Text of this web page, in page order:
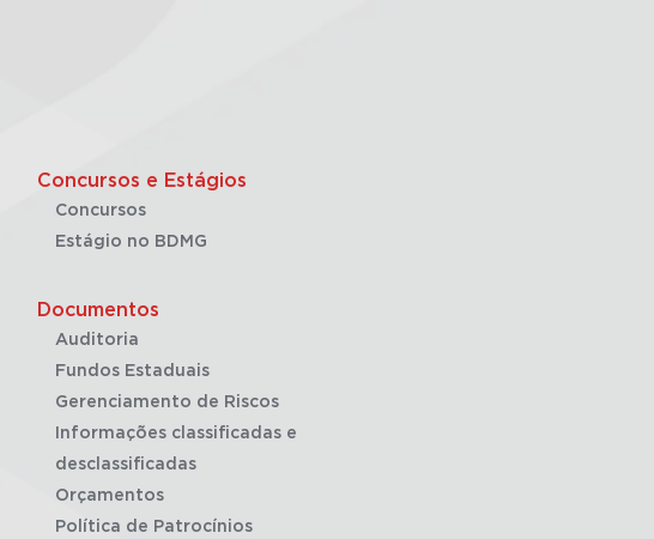
Concursos e Estágios
Concursos
Estágio no BDMG
Documentos
Auditoria
Fundos Estaduais
Gerenciamento de Riscos
Informações classificadas e
desclassificadas
Orçamentos
Política de Patrocínios